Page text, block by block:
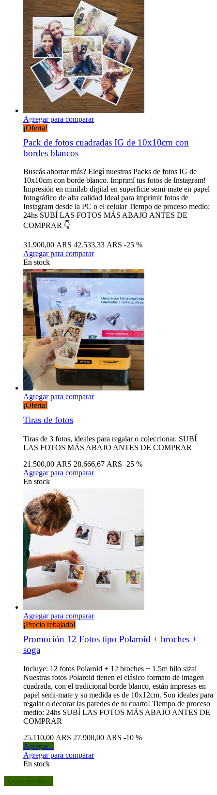
Agregar para comparar
¡Oferta!
Pack de fotos cuadradas IG de 10x10cm con
bordes blancos
Buscás ahorrar más? Elegí nuestros Packs de fotos IG de
10x10cm con borde blanco. Imprimí tus fotos de Instagram!
Impresión en minilab digital en superficie semi-mate en papel
fotográfico de alta calidad Ideal para imprimir fotos de
Instagram desde la PC o el celular Tiempo de proceso medio:
24hs SUBÍ LAS FOTOS MÁS ABAJO ANTES DE
COMPRAR 👇
31.900,00 ARS 42.533,33 ARS -25 %
Agregar para comparar
En stock
Agregar para comparar
¡Oferta!
Tiras de fotos
Tiras de 3 fotos, ideales para regalar o coleccionar. SUBÍ
LAS FOTOS MÁS ABAJO ANTES DE COMPRAR
21.500,00 ARS 28.666,67 ARS -25 %
Agregar para comparar
En stock
Agregar para comparar
¡Precio rebajado!
Promoción 12 Fotos tipo Polaroid + broches +
soga
Incluye: 12 fotos Polaroid + 12 broches + 1.5m hilo sizal
Nuestras fotos Polaroid tienen el clásico formato de imagen
cuadrada, con el tradicional borde blanco, están impresas en
papel semi-mate y su medida es de 10x12cm. Son ideales para
regalar o decorar las paredes de tu cuarto! Tiempo de proceso
medio: 24hs SUBÍ LAS FOTOS MÁS ABAJO ANTES DE
COMPRAR
25.110,00 ARS 27.900,00 ARS -10 %
Agregar...
Agregar para comparar
En stock
Comparar ( 0 ) »